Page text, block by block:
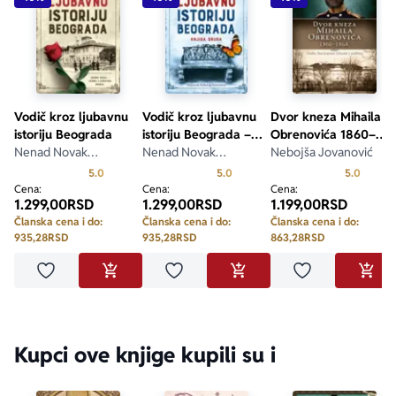
Vodič kroz ljubavnu
istoriju Beograda
Nenad Novak
5.0 Prosecna ocena je 5.0 od 5
Cena:
1.299,00RSD
Članska cena i do:
935,28RSD
Dodaj u omiljeneDODAJ U KORPU
Vodič kroz ljubavnu
istoriju Beograda –
knjiga druga
Nenad Novak
5.0 Prosecna ocena je 5.0 od 5
Cena:
1.299,00RSD
Članska cena i do:
935,28RSD
Dodaj u omiljeneDODAJ U KORPU
Dvor kneza Mihaila
Obrenovića 1860–
1868.
Nebojša Jovanović
5.0
Cena:
1.199,00RSD
Članska cena i do:
863,28RSD
Dodaj u
Kupci ove knjige kupili su i